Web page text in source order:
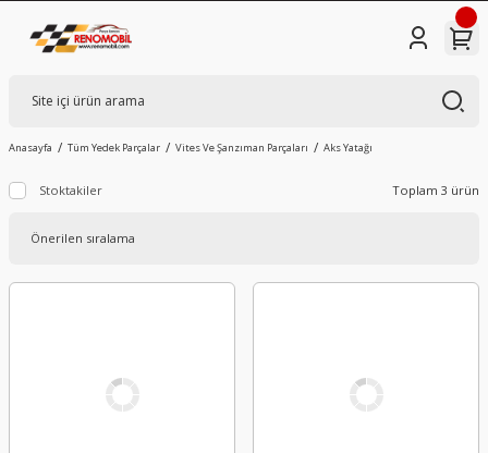
Anasayfa Tüm Yedek Parçalar Vites Ve Şanzıman Parçaları Aks Yatağı
Stoktakiler Toplam 3 ürün